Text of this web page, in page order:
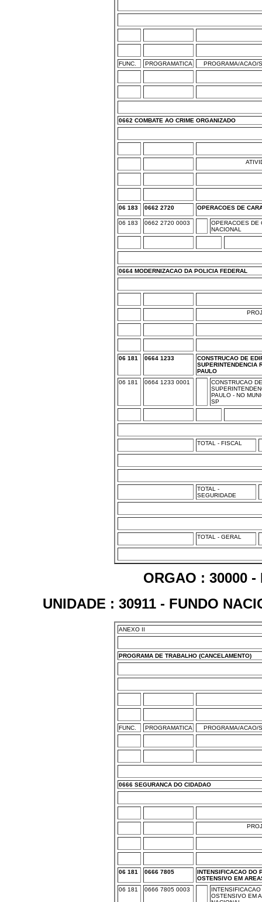
FUNC. PROGRAMATICA PROGRAMA/ACAO/
0662 COMBATE AO CRIME ORGANIZADO
06 183 0662 2720 OPERACOES DE
06 183 0662 2720 0003
OPERACOES DE
NACIONAL
0664 MODERNIZACAO DA POLICIA FEDERAL
06 181 0664 1233
CONSTRUCAO DE
SUPERINTENDENCIA
PAULO
06 181
0664 1233 0001
CONSTRUCAO
PAULO - NO
SP
TOTAL - FISCAL
TOTAL -
SEGURIDADE
TOTAL - GERAL
ORGAO : 30000 -
UNIDADE : 30911 - FUNDO
ANEXO II
PROGRAMA DE TRABALHO (CANCELAMENTO)
FUNC. PROGRAMATICA PROGRAMA/ACAO/
0666 SEGURANCA DO CIDADAO
06 181 0666 7805
INTENSIFICACAO DO
OSTENSIVO EM
06 181
0666 7805 0003
OSTENSIVO EM